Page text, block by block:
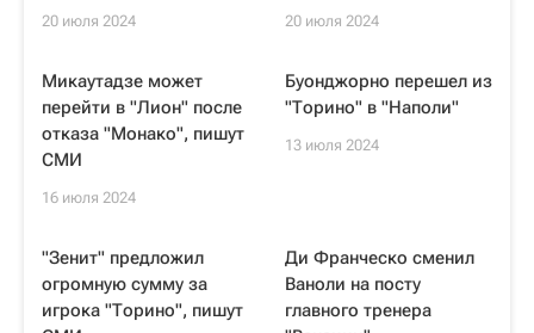
20 июля 2024 20 июля 2024
Микаутадзе может
перейти в "Лион" после
отказа "Монако", пишут
СМИ
16 июля 2024
Буонджорно перешел из
"Торино" в "Наполи"
13 июля 2024
"Зенит" предложил
огромную сумму за
игрока "Торино", пишут
Ди Франческо сменил
Ваноли на посту
главного тренера